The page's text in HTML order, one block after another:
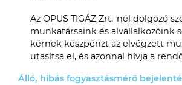
Az OPUS TIGÁZ Zrt.-nél dolgozó
munkatársaink és alvállalkozóink
kérnek készpénzt az elvégzett
utasítsa el, és azonnal hívja a
Álló, hibás fogyasztásmérő